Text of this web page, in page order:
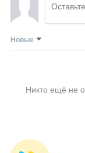
Новые
Никто ещё не